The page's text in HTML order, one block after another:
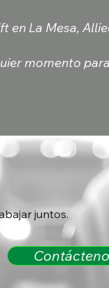
en La Mesa,
momento
juntos.